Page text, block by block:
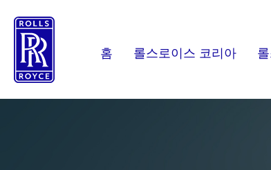
가
홈 롤스로이스 코리아